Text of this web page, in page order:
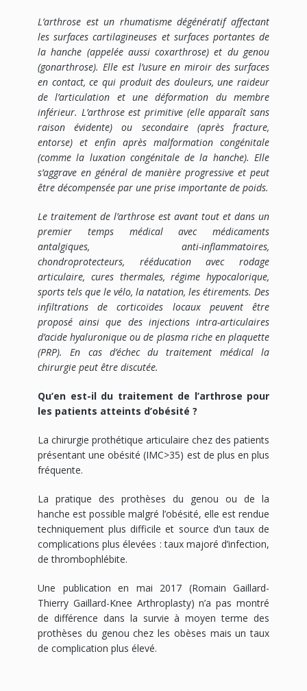
L’arthrose est un rhumatisme dégénératif affectant
les surfaces cartilagineuses et surfaces portantes de
la hanche (appelée aussi coxarthrose) et du genou
(gonarthrose). Elle est l’usure en miroir des surfaces
en contact, ce qui produit des douleurs, une raideur
de l’articulation et une déformation du membre
inférieur. L’arthrose est primitive (elle apparaît sans
raison évidente) ou secondaire (après fracture,
entorse) et enfin après malformation congénitale
(comme la luxation congénitale de la hanche). Elle
s’aggrave en général de manière progressive et peut
être décompensée par une prise importante de poids.
Le traitement de l’arthrose est avant tout et dans un
premier temps médical avec médicaments
antalgiques, anti-inflammatoires,
chondroprotecteurs, rééducation avec rodage
articulaire, cures thermales, régime hypocalorique,
sports tels que le vélo, la natation, les étirements. Des
infiltrations de corticoïdes locaux peuvent être
proposé ainsi que des injections intra-articulaires
d’acide hyaluronique ou de plasma riche en plaquette
(PRP). En cas d’échec du traitement médical la
chirurgie peut être discutée.
Qu’en est-il du traitement de l’arthrose pour
les patients atteints d’obésité ?
La chirurgie prothétique articulaire chez des patients
présentant une obésité (IMC>35) est de plus en plus
fréquente.
La pratique des prothèses du genou ou de la
hanche est possible malgré l’obésité, elle est rendue
techniquement plus difficile et source d’un taux de
complications plus élevées : taux majoré d’infection,
de thrombophlébite.
Une publication en mai 2017 (Romain Gaillard-
Thierry Gaillard-Knee Arthroplasty) n’a pas montré
de différence dans la survie à moyen terme des
prothèses du genou chez les obèses mais un taux
de complication plus élevé.